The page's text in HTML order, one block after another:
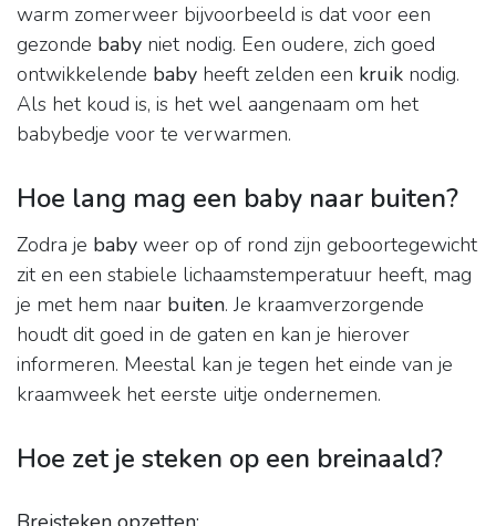
warm zomerweer bijvoorbeeld is dat voor een
gezonde baby niet nodig. Een oudere, zich goed
ontwikkelende baby heeft zelden een kruik nodig.
Als het koud is, is het wel aangenaam om het
babybedje voor te verwarmen.
Hoe lang mag een baby naar buiten?
Zodra je baby weer op of rond zijn geboortegewicht
zit en een stabiele lichaamstemperatuur heeft, mag
je met hem naar buiten. Je kraamverzorgende
houdt dit goed in de gaten en kan je hierover
informeren. Meestal kan je tegen het einde van je
kraamweek het eerste uitje ondernemen.
Hoe zet je steken op een breinaald?